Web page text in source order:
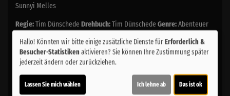
Sunnyi Melles
Regie:Tim Dünschede Drehbuch:Tim Dünschede Genre:Abenteuer
Inhalte zum Teil von
Hallo! Könnten wir bitte einige zusätzliche Dienste fürErforderlich &
Besucher-Statistikenaktivieren? Sie können Ihre Zustimmung später
jederzeit ändern oder zurückziehen.
Lassen Sie mich wählen Ich lehne ab Das ist ok